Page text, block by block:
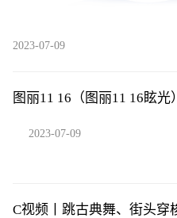
2023-07-09
图丽11 16（图丽11 16眩光）
2023-07-09
C视频丨跳古典舞、街头